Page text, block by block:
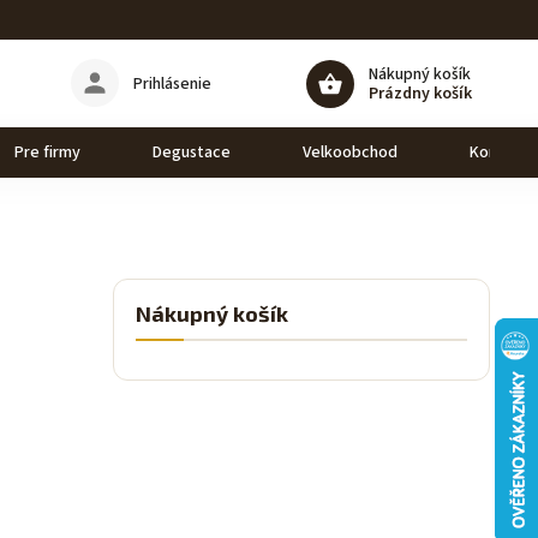
Nákupný košík
Prázdny košík
Prihlásenie
Pre firmy Degustace Velkoobchod Kontakt
Nákupný košík